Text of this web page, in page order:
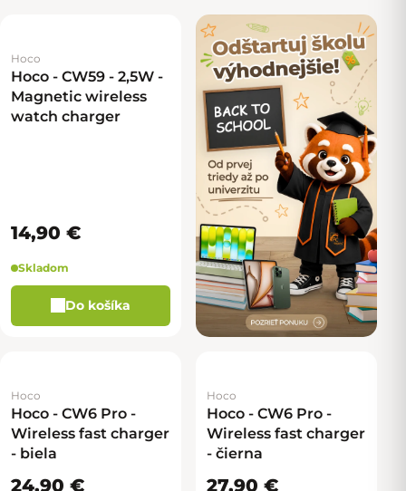
Hoco
Hoco - CW59 - 2,5W -
Magnetic wireless
watch charger
14,90 €
Skladom
Do košíka
Hoco
Hoco - CW6 Pro -
Wireless fast charger
- biela
24,90 €
Hoco
Hoco - CW6 Pro -
Wireless fast charger
- čierna
27,90 €